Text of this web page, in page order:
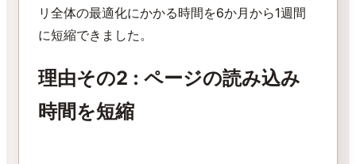
リ全体の最適化にかかる時間を6か月から1週間
に短縮できました。
理由その2 : ページの読み込み
時間を短縮